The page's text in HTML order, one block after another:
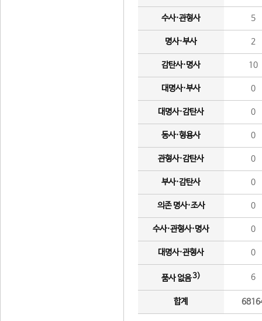
수사·관형사 5
명사·부사 2
감탄사·명사 10
대명사·부사 0
대명사·감탄사 0
동사·형용사 0
관형사·감탄사 0
부사·감탄사 0
의존 명사·조사 0
수사·관형사·명사 0
대명사·관형사 0
품사 없음3) 6
합계